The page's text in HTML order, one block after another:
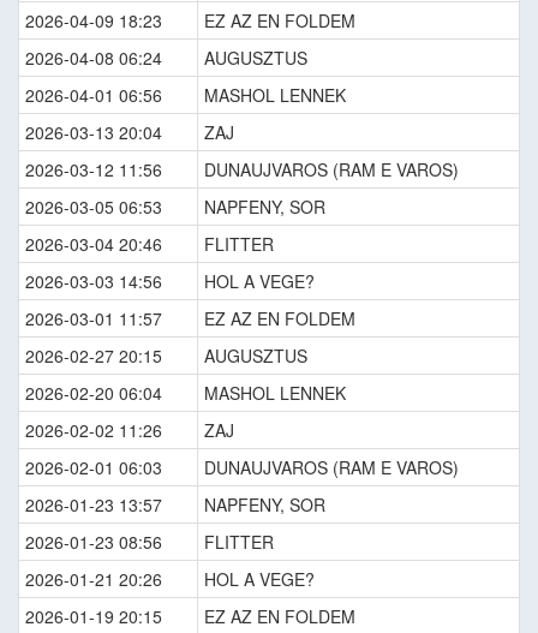
2026-04-09 18:23
EZ AZ EN FOLDEM
2026-04-08 06:24
AUGUSZTUS
2026-04-01 06:56
MASHOL LENNEK
2026-03-13 20:04
ZAJ
2026-03-12 11:56
DUNAUJVAROS (RAM E VAROS)
2026-03-05 06:53
NAPFENY, SOR
2026-03-04 20:46
FLITTER
2026-03-03 14:56
HOL A VEGE?
2026-03-01 11:57
EZ AZ EN FOLDEM
2026-02-27 20:15
AUGUSZTUS
2026-02-20 06:04
MASHOL LENNEK
2026-02-02 11:26
ZAJ
2026-02-01 06:03
DUNAUJVAROS (RAM E VAROS)
2026-01-23 13:57
NAPFENY, SOR
2026-01-23 08:56
FLITTER
2026-01-21 20:26
HOL A VEGE?
2026-01-19 20:15
EZ AZ EN FOLDEM